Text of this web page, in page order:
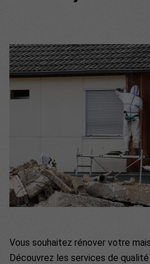
Vous souhaitez rénover votre
Découvrez les services de